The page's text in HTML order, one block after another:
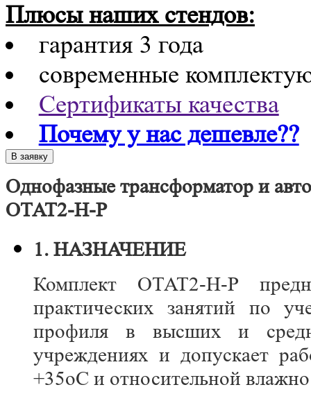
Плюсы наших стендов:
гарантия 3 года
современные
Сертификаты качества
Почему у нас дешевле??
Однофазные трансформатор и
ОТАТ2-Н-Р
1. НАЗНАЧЕНИЕ
Комплект ОТАТ2-Н-Р
практических занятий по
профиля в высших и
учреждениях и допускает
+35оС и относительной